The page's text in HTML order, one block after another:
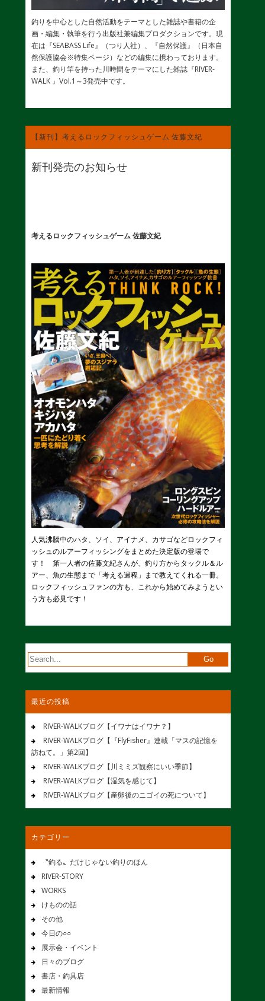
釣りを中心とした自然活動をテーマとした雑誌や書籍の企
画・編集・執筆を行う出版社兼編集プロダクションです。現
在は『SEABASS Life』（つり人社）、『自然保護』（日本自
然保護協会※特集ページ）などの編集に携わっております。
また、釣り竿を持った川時間をテーマにした雑誌『RIVER-
WALK 』Vol.1～3発売中です。
【新刊】考えるロックフィッシュゲーム 佐藤文紀
新刊発売のお知らせ
考えるロックフィッシュゲーム 佐藤文紀
人気沸騰中のハタ、ソイ、アイナメ、カサゴなどロックフィ
ッシュのルアーフィッシングをまとめた決定版の登場で
す！ 第一人者の佐藤文紀さんが、釣り方からタックル＆ル
アー、魚の生態まで「考える過程」まで教えてくれる一冊。
ロックフィッシュファンの方も、これから始めてみようとい
う方も必見です！
最近の投稿
RIVER-WALKブログ【イワナはイワナ？】
RIVER-WALKブログ【『FlyFisher』連載「マスの記憶を
訪ねて。」第2回】
RIVER-WALKブログ【川ミミズ観察にいい季節】
RIVER-WALKブログ【湿気を感じて】
RIVER-WALKブログ【産卵後のニゴイの死について】
カテゴリー
〝釣る〟だけじゃない釣りのほん
RIVER-STORY
WORKS
けものの話
その他
今日の○○
展示会・イベント
日々のブログ
書店・釣具店
最新情報